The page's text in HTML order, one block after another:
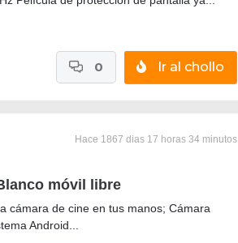
Ir al chollo
0
Hace 1867 dias 17 horas 34 minutos
móvil libre
cámara de cine en tus manos; Cámara
Android...